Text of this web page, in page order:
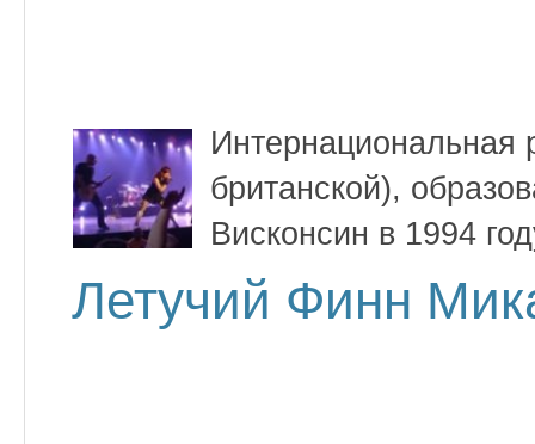
Интернациональная
британской),
Висконсин в 1994
Летучий Финн